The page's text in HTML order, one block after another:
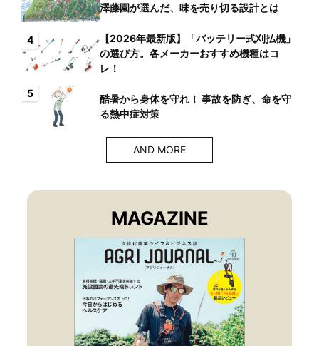
澤藤園が選んだ、味を売り切る設計とは
4
【2026年最新版】「バッテリー式刈払機」
の選び方。各メーカーおすすめ機種はコ
レ！
5
酷暑から身体を守れ！ 事故を防ぎ、命を守
る熱中症対策
AND MORE
MAGAZINE